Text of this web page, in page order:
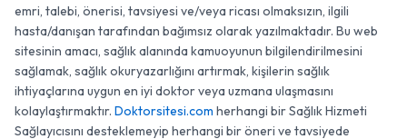
emri, talebi, önerisi, tavsiyesi ve/veya ricası olmaksızın, ilgili
hasta/danışan tarafından bağımsız olarak yazılmaktadır. Bu web
sitesinin amacı, sağlık alanında kamuoyunun bilgilendirilmesini
sağlamak, sağlık okuryazarlığını artırmak, kişilerin sağlık
ihtiyaçlarına uygun en iyi doktor veya uzmana ulaşmasını
kolaylaştırmaktır. Doktorsitesi.com herhangi bir Sağlık Hizmeti
Sağlayıcısını desteklemeyip herhangi bir öneri ve tavsiyede